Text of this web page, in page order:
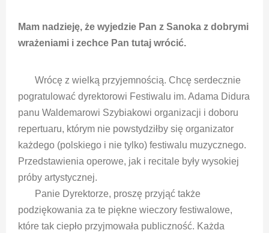
Mam nadzieję, że wyjedzie Pan z Sanoka z dobrymi
wrażeniami i zechce Pan tutaj wrócić.
Wrócę z wielką przyjemnością. Chcę serdecznie
pogratulować dyrektorowi Festiwalu im. Adama Didura
panu Waldemarowi Szybiakowi organizacji i doboru
repertuaru, którym nie powstydziłby się organizator
każdego (polskiego i nie tylko) festiwalu muzycznego.
Przedstawienia operowe, jak i recitale były wysokiej
próby artystycznej.
Panie Dyrektorze, proszę przyjąć także
podziękowania za te piękne wieczory festiwalowe,
które tak ciepło przyjmowała publiczność. Każda